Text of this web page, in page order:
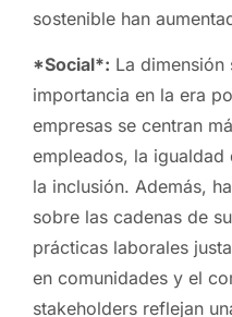
sostenible han
*Social*: La dimensión
importancia en la era
empresas se centran
empleados, la
la inclusión. Además,
sobre las cadenas de
prácticas laborales
en comunidades y el
stakeholders reflejan